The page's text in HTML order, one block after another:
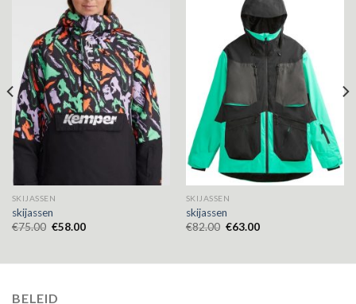
SKIJASSEN
skijassen
€75.00 €58.00
SKIJASSEN
skijassen
€82.00 €63.00
BELEID